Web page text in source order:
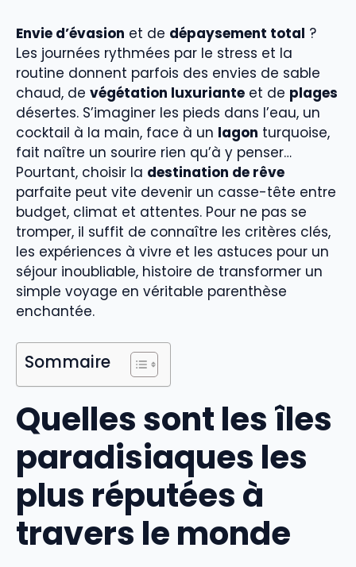
Envie d’évasion et de dépaysement total ?
Les journées rythmées par le stress et la
routine donnent parfois des envies de sable
chaud, de végétation luxuriante et de plages
désertes. S’imaginer les pieds dans l’eau, un
cocktail à la main, face à un lagon turquoise,
fait naître un sourire rien qu’à y penser…
Pourtant, choisir la destination de rêve
parfaite peut vite devenir un casse-tête entre
budget, climat et attentes. Pour ne pas se
tromper, il suffit de connaître les critères clés,
les expériences à vivre et les astuces pour un
séjour inoubliable, histoire de transformer un
simple voyage en véritable parenthèse
enchantée.
Sommaire
Quelles sont les îles
paradisiaques les
plus réputées à
travers le monde